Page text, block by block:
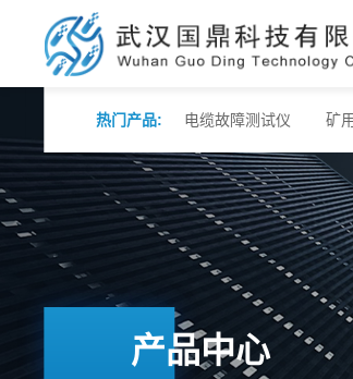
产品中心
热门产品: 电缆故障测试仪 矿